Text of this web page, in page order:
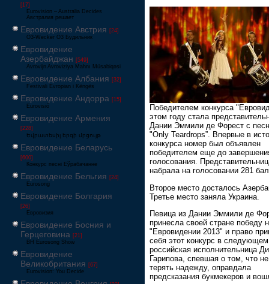
[17]
Eurovision – Australia Decides
Австралия решает
Евровидение Австрия [24]
Ö3-Wecker Ö3 Будильник
Евровидение
Азербайджан [549]
Avrovijn Avroviziya Mahnı Müsabiqəsi
Евровидение Албания [32]
Festivali Evropian i Këngës
Евровидение Андорра [15]
Eurovisió
Евровидение Армения
[228]
Եվրատեսիլ երգի մրցույթ
Евровидение Беларусь
[600]
Конкурс песні Еўрабачанне
Евровидение Бельгия [24]
Eurosong
Евровидение Болгария
[26]
Евровизия
Евровидение Босния и
Герцеговина [21]
BH Eurosong Show
Евровидение
Великобритания [67]
Eurovision: You Decide
Победителем конкурса
этом году стала
Дании Эммили де Форест с
"Only Teardrops”. Впервые в
конкурса номер был объявлен
победителем еще до
голосования.
набрала на голосовании 281
Второе место досталось
Третье место заняла Украина.
Певица из Дании Эммили де
принесла своей стране победу
"Евровидении 2013" и право
себя этот конкурс в
российская исполнительница
Гарипова, спевшая о том, что
терять надежду, оправдала
предсказания букмекеров и